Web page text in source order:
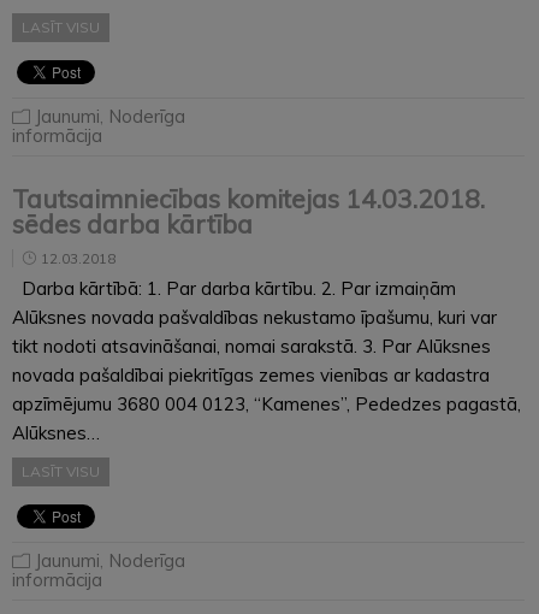
LASĪT VISU
Jaunumi, Noderīga
informācija
Tautsaimniecības komitejas 14.03.2018.
sēdes darba kārtība
12.03.2018
Darba kārtībā: 1. Par darba kārtību. 2. Par izmaiņām
Alūksnes novada pašvaldības nekustamo īpašumu, kuri var
tikt nodoti atsavināšanai, nomai sarakstā. 3. Par Alūksnes
novada pašaldībai piekritīgas zemes vienības ar kadastra
apzīmējumu 3680 004 0123, “Kamenes”, Pededzes pagastā,
Alūksnes…
LASĪT VISU
Jaunumi, Noderīga
informācija